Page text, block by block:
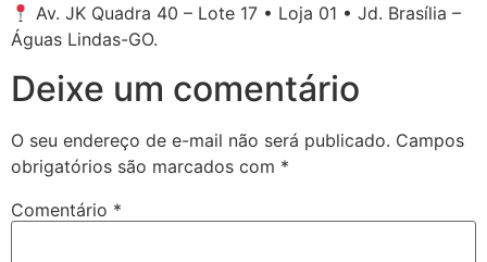
Av. JK Quadra 40 – Lote 17 • Loja 01 • Jd. Brasília –
Águas Lindas-GO.
Deixe um comentário
O seu endereço de e-mail não será publicado. Campos
obrigatórios são marcados com *
Comentário *